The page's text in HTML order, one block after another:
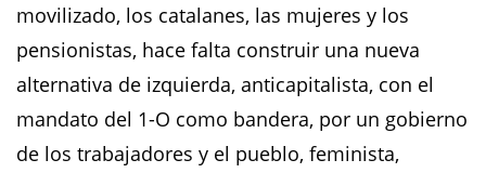
movilizado, los catalanes, las mujeres y los
pensionistas, hace falta construir una nueva
alternativa de izquierda, anticapitalista, con el
mandato del 1-O como bandera, por un gobierno
de los trabajadores y el pueblo, feminista,